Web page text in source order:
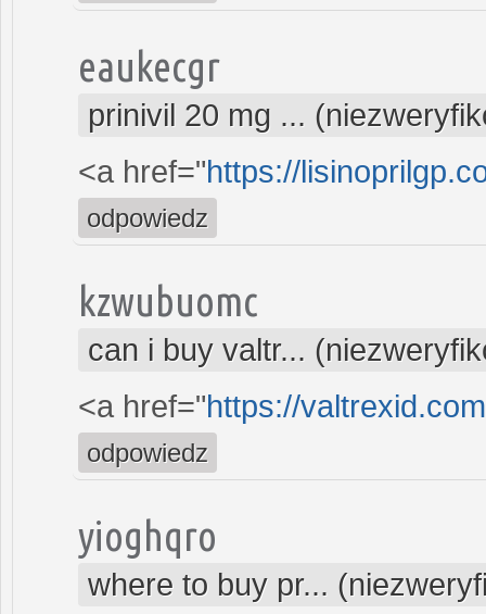
eaukecgr
prinivil 20 mg ...
<a href="https://
odpowiedz
kzwubuomc
can i buy valtr...
<a href="https://
odpowiedz
yioghqro
where to buy pr...